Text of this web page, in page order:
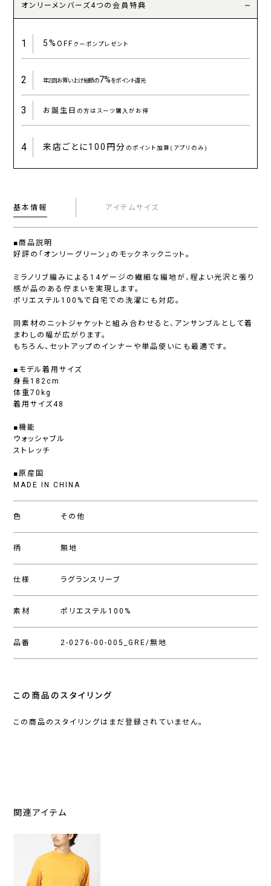
オンリーメンバーズ4つの会員特典
1 5%OFFクーポンプレゼント
2 年2回お買い上げ総額の7%をポイント還元
3 お誕生日 の方はスーツ購入がお得
4 来店ごとに100円分 のポイント加算(アプリのみ)
基本情報 アイテムサイズ
■商品説明
好評の「オンリーグリーン」のモックネックニット。
ミラノリブ編みによる14ゲージの繊細な編地が、程よい光沢と張り
感が品のある佇まいを実現します。
ポリエステル100%で自宅での洗濯にも対応。
同素材のニットジャケットと組み合わせると、アンサンブルとして着
まわしの幅が広がります。
もちろん、セットアップのインナーや単品使いにも最適です。
■モデル着用サイズ
身長182cm
体重70kg
着用サイズ48
■機能
ウォッシャブル
ストレッチ
■原産国
MADE IN CHINA
色 その他
柄 無地
仕様 ラグランスリーブ
素材 ポリエステル100%
品番 2-0276-00-005_GRE/無地
この商品のスタイリング
この商品のスタイリングはまだ登録されていません。
関連アイテム